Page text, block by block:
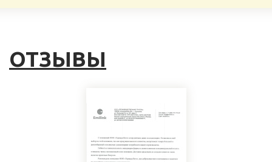
ОТЗЫВЫ